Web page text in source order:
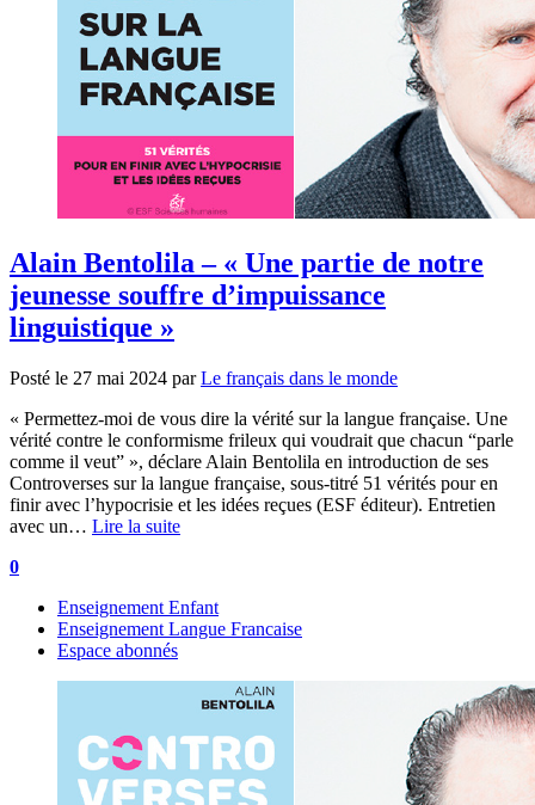
Alain Bentolila – « Une partie de notre
jeunesse souffre d’impuissance
linguistique »
Posté le 27 mai 2024 par Le français dans le monde
« Permettez-moi de vous dire la vérité sur la langue française. Une
vérité contre le conformisme frileux qui voudrait que chacun “parle
comme il veut” », déclare Alain Bentolila en introduction de ses
Controverses sur la langue française, sous-titré 51 vérités pour en
finir avec l’hypocrisie et les idées reçues (ESF éditeur). Entretien
avec un… Lire la suite
0
Enseignement Enfant
Enseignement Langue Francaise
Espace abonnés